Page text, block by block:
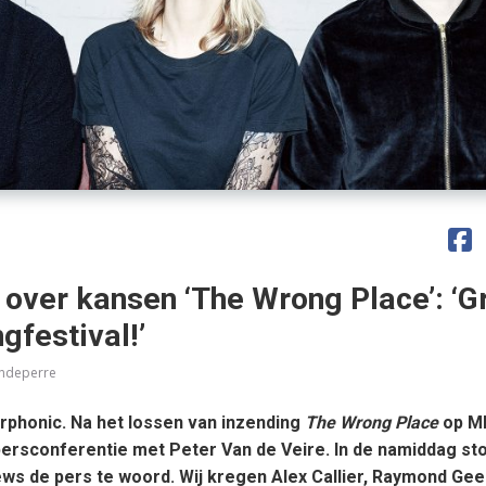
kansen ‘The Wrong Place’:
Na het lossen van inzending The Wrong Placeop
met Peter Van de Veire. In de namiddag
de pers te woord. Wij kregen Alex Callier, Raymond